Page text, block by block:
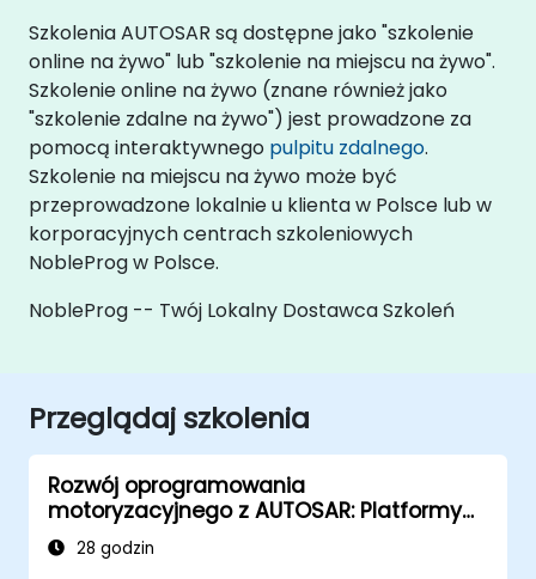
Szkolenia AUTOSAR są dostępne jako "szkolenie
online na żywo" lub "szkolenie na miejscu na żywo".
Szkolenie online na żywo (znane również jako
"szkolenie zdalne na żywo") jest prowadzone za
pomocą interaktywnego pulpitu zdalnego.
Szkolenie na miejscu na żywo może być
przeprowadzone lokalnie u klienta w Polsce lub w
korporacyjnych centrach szkoleniowych
NobleProg w Polsce.
NobleProg -- Twój Lokalny Dostawca Szkoleń
Przeglądaj szkolenia
Rozwój oprogramowania
motoryzacyjnego z AUTOSAR: Platformy
klasyczne i adaptacyjne
28 godzin